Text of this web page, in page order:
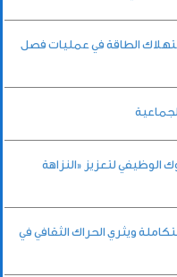
الطاقة في عمليات فصل
الوظيفي لتعزيز «النزاهة
ويثري الحراك الثقافي في